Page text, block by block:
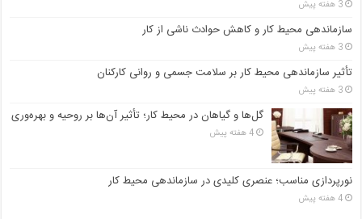
3 هفته پیش
سازماندهی محیط کار و کاهش حوادث ناشی از کار
3 هفته پیش
تأثیر سازماندهی محیط کار بر سلامت جسمی و روانی کارکنان
3 هفته پیش
گل‌ها و گیاهان در محیط کار؛ تأثیر آن‌ها بر روحیه و بهره‌وری
4 هفته پیش
نورپردازی مناسب؛ عنصری کلیدی در سازماندهی محیط کار
4 هفته پیش